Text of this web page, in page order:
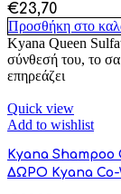
€23,70
Προσθήκη στο
Kyana Queen
σύνθεσή του, το
επηρεάζει
Quick view
Add to wishlist
Kyana Shampoo
ΔΩΡΟ Kyana Co-